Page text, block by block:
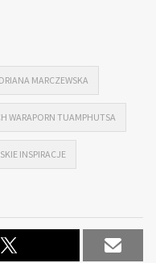
MARCZEWSKA
WARAPORN TUAMPHUTSA
INSPIRACJE